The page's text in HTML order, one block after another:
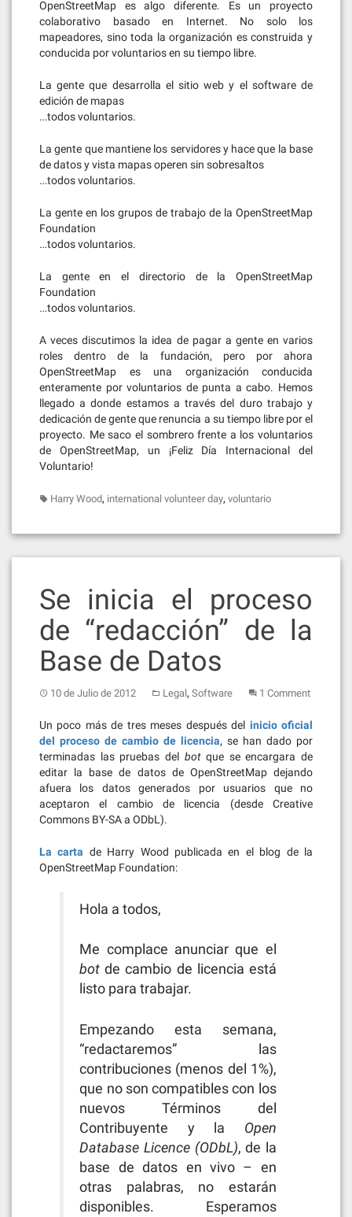
OpenStreetMap es algo diferente. Es un proyecto
colaborativo basado en Internet. No solo los
mapeadores, sino toda la organización es construida y
conducida por voluntarios en su tiempo libre.
La gente que desarrolla el sitio web y el software de
edición de mapas
…todos voluntarios.
La gente que mantiene los servidores y hace que la base
de datos y vista mapas operen sin sobresaltos
…todos voluntarios.
La gente en los grupos de trabajo de la OpenStreetMap
Foundation
…todos voluntarios.
La gente en el directorio de la OpenStreetMap
Foundation
…todos voluntarios.
A veces discutimos la idea de pagar a gente en varios
roles dentro de la fundación, pero por ahora
OpenStreetMap es una organización conducida
enteramente por voluntarios de punta a cabo. Hemos
llegado a donde estamos a través del duro trabajo y
dedicación de gente que renuncia a su tiempo libre por el
proyecto. Me saco el sombrero frente a los voluntarios
de OpenStreetMap, un ¡Feliz Día Internacional del
Voluntario!
Harry Wood, international volunteer day, voluntario
Se inicia el proceso
de “redacción” de la
Base de Datos
10 de Julio de 2012 Legal, Software 1 Comment
Un poco más de tres meses después del inicio oficial
del proceso de cambio de licencia, se han dado por
terminadas las pruebas del botque se encargara de
editar la base de datos de OpenStreetMap dejando
afuera los datos generados por usuarios que no
aceptaron el cambio de licencia (desde Creative
Commons BY-SA a ODbL).
La carta de Harry Wood publicada en el blog de la
OpenStreetMap Foundation:
Hola a todos,
Me complace anunciar que el
bot de cambio de licencia está
listo para trabajar.
Empezando esta semana,
“redactaremos” las
contribuciones (menos del 1%),
que no son compatibles con los
nuevos Términos del
Contribuyente y la Open
Database Licence (ODbL), de la
base de datos en vivo – en
otras palabras, no estarán
disponibles. Esperamos